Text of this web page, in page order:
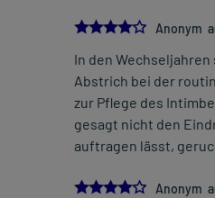
4.0
Anonym
In den
Abstrich bei der
zur Pflege des
gesagt nicht den
auftragen lässt,
4.0
Anonym